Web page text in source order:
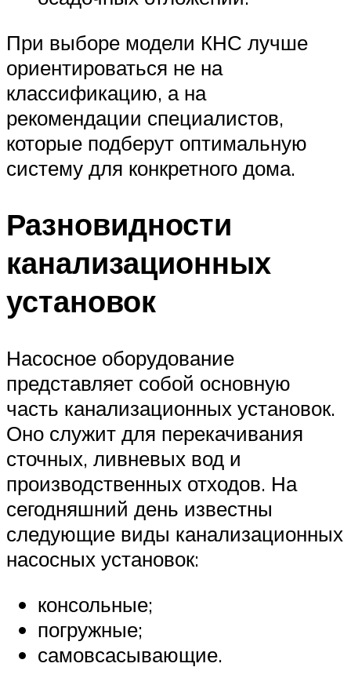
При выборе модели КНС лучше
ориентироваться не на
классификацию, а на
рекомендации специалистов,
которые подберут оптимальную
систему для конкретного дома.
Разновидности
канализационных
установок
Насосное оборудование
представляет собой основную
часть канализационных установок.
Оно служит для перекачивания
сточных, ливневых вод и
производственных отходов. На
сегодняшний день известны
следующие виды канализационных
насосных установок:
консольные;
погружные;
самовсасывающие.